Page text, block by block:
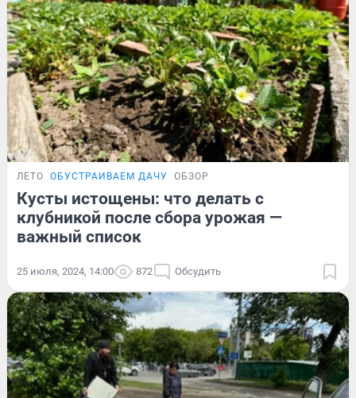
ЛЕТО ОБУСТРАИВАЕМ ДАЧУ ОБЗОР
Кусты истощены: что делать с
клубникой после сбора урожая —
важный список
25 июля, 2024, 14:00 872 Обсудить